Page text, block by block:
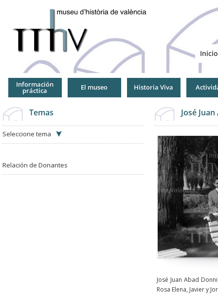
Inicio
Información
práctica El museo Historia Viva
Temas
Seleccione tema
Relación de Donantes
José
José Juan Abad
Rosa Elena, Javier y